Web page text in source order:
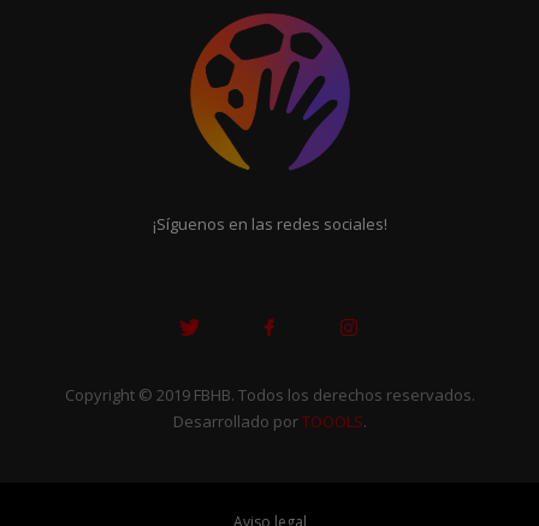
¡Síguenos en las redes sociales!
Copyright © 2019 FBHB. Todos los derechos reservados.
Desarrollado porTOOOLS.
Aviso legal